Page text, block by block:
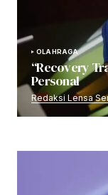
OLAHRAGA
“Recovery
Personal
Redaksi Lensa